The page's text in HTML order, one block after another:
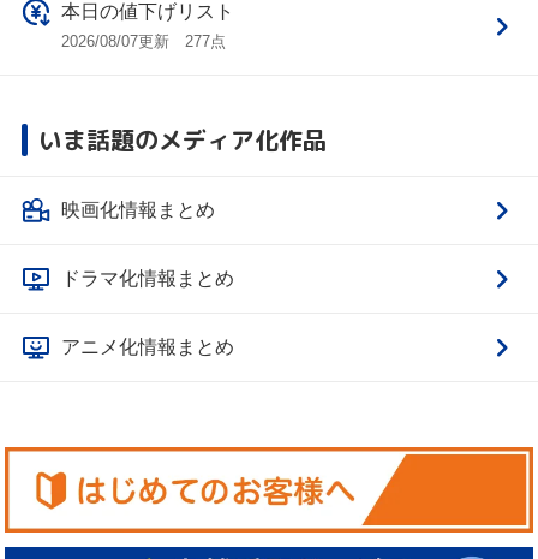
本日の値下げリスト
2026/08/07更新 277点
いま話題のメディア化作品
映画化情報まとめ
ドラマ化情報まとめ
アニメ化情報まとめ